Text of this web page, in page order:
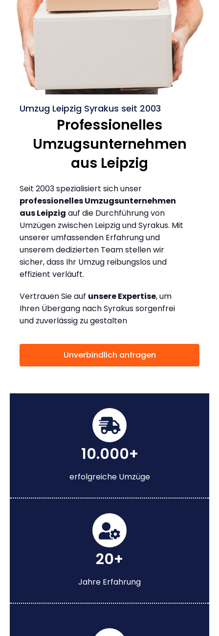
Umzug Leipzig Syrakus seit 2003
Professionelles
Umzugsunternehmen
aus Leipzig
Seit 2003 spezialisiert sich unser
professionelles Umzugsunternehmen
aus Leipzig auf die Durchführung von
Umzügen zwischen Leipzig und Syrakus. Mit
unserer umfassenden Erfahrung und
unserem dedizierten Team stellen wir
sicher, dass Ihr Umzug reibungslos und
effizient verläuft.
Vertrauen Sie auf unsere Expertise, um
Ihren Übergang nach Syrakus sorgenfrei
und zuverlässig zu gestalten
Unverbindlich anfragen
10.000+
erfolgreiche Umzüge
20+
Jahre Erfahrung